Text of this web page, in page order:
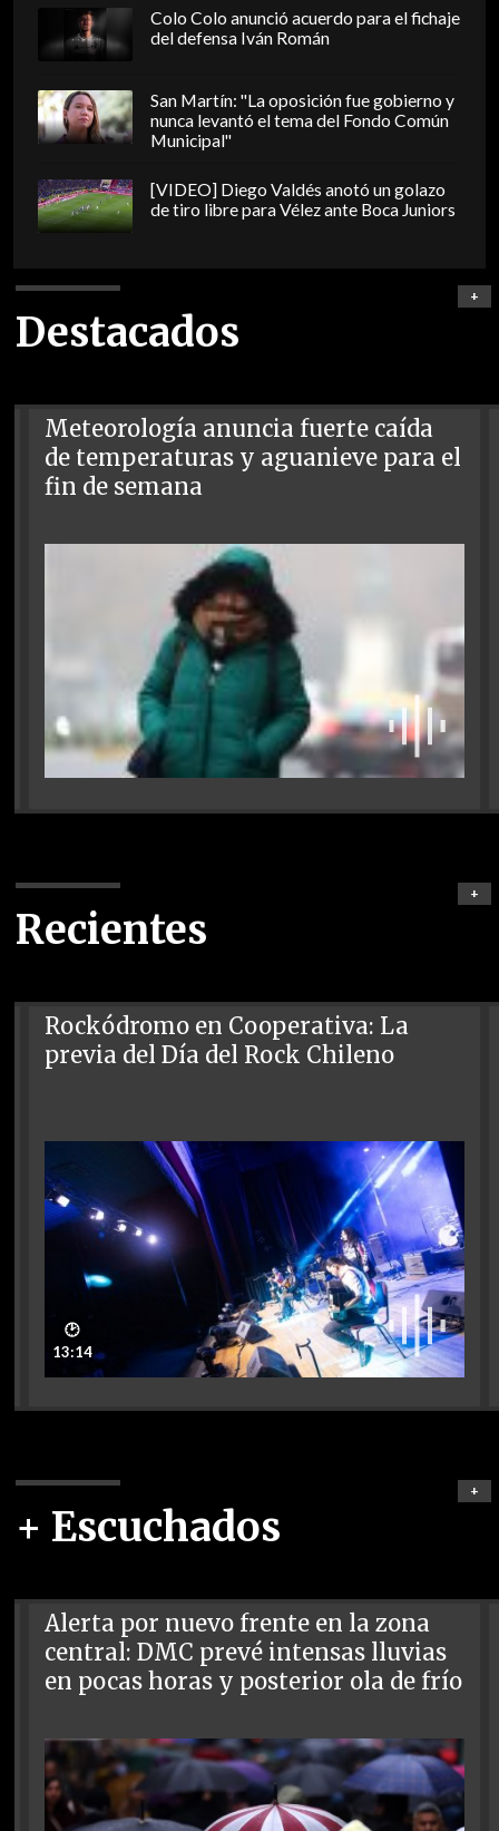
Colo Colo anunció acuerdo para el fichaje
del defensa Iván Román
San Martín: "La oposición fue gobierno y
nunca levantó el tema del Fondo Común
Municipal"
[VIDEO] Diego Valdés anotó un golazo
de tiro libre para Vélez ante Boca Juniors
Destacados
+
Meteorología anuncia fuerte caída
de temperaturas y aguanieve para el
fin de semana
Recientes
+
Rockódromo en Cooperativa: La
previa del Día del Rock Chileno
🕑
13:14
+ Escuchados
+
Alerta por nuevo frente en la zona
central: DMC prevé intensas lluvias
en pocas horas y posterior ola de frío